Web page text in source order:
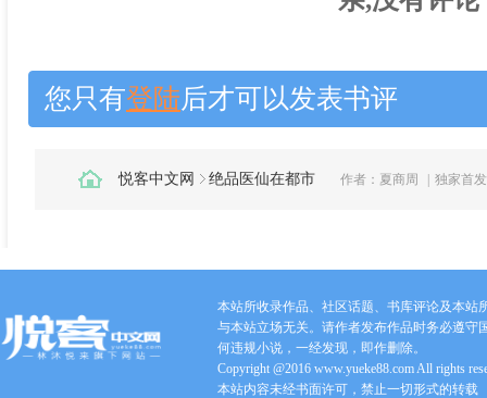
您只有登陆后才可以发表书评
悦客中文网 绝品医仙在都市 作者： 夏商周 | 独家首发
本站所收录作品、社区话题、书库评论及本站
与本站立场无关。请作者发布作品时务必遵守
何违规小说，一经发现，即作删除。
Copyright @2016 www.yueke88.com All rights
本站内容未经书面许可，禁止一切形式的转载